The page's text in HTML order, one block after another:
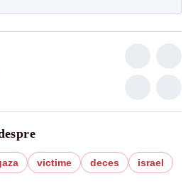
victime deces
israel